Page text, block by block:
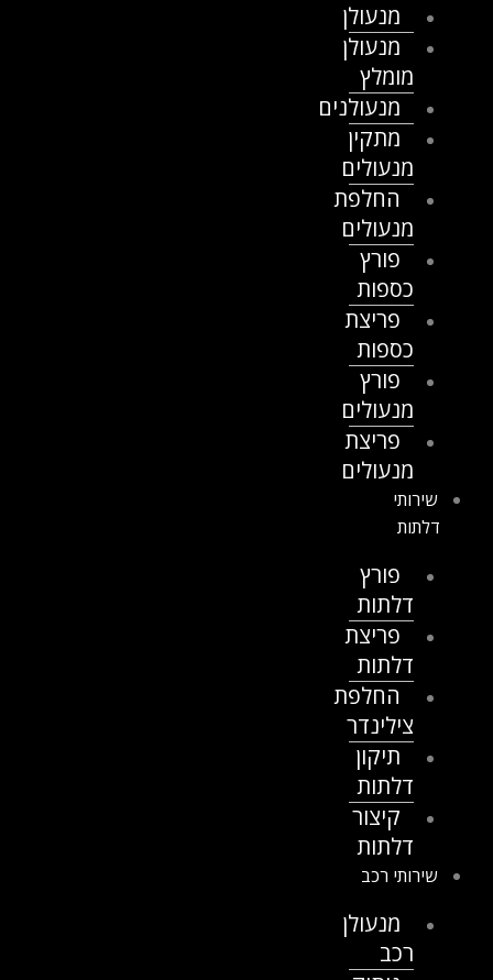
מנעולן
מנעולן
מומלץ
מנעולנים
מתקין
מנעולים
החלפת
מנעולים
פורץ
כספות
פריצת
כספות
פורץ
מנעולים
פריצת
מנעולים
שירותי
דלתות
פורץ
דלתות
פריצת
דלתות
החלפת
צילינדר
תיקון
דלתות
קיצור
דלתות
שירותי רכב
מנעולן